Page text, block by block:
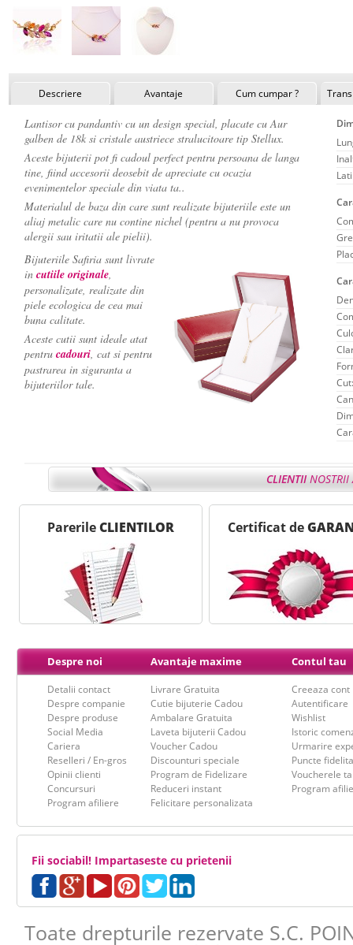
Descriere Avantaje Cum cumpar ?
Lantisor cu pandantiv cu un design special, placate cu Aur
galben de 18k si cristale austriece stralucitoare tip Stellux.
Aceste bijuterii pot fi cadoul perfect pentru persoana de langa
tine, fiind accesorii deosebit de apreciate cu ocazia
evenimentelor speciale din viata ta..
Materialul de baza din care sunt realizate bijuteriile este un
aliaj metalic care nu contine nichel (pentru a nu provoca
alergii sau iritatii ale pielii).
Bijuteriile Safiria sunt livrate
in cutiile originale,
personalizate, realizate din
piele ecologica de cea mai
buna calitate.
Aceste cutii sunt ideale atat
pentru cadouri, cat si pentru
pastrarea in siguranta a
bijuteriilor tale.
Cut:
Ne face placere sa-ti reamintim Avantajele de care
- - - - - - - - - - - - - - - - - - - - - - - - - - - - - - - - - - - - - - - - -
Iti respectam timpul tau, de aceeaam
finalizarea oricarei comenzi !
CLIENTIINOSTRII
ParerileCLIENTILOR Certificat de
Despre noi
Detalii contact
Despre companie
Despre produse
Social Media
Cariera
Reselleri / En-gros
Opinii clienti
Concursuri
Program afiliere
Avantaje maxime
Livrare Gratuita
Cutie bijuterie Cadou
Ambalare Gratuita
Laveta bijuterii Cadou
Voucher Cadou
Discounturi speciale
Program de Fidelizare
Reduceri instant
Felicitare personalizata
Contul tau
Creeaza cont
Autentificare
Wishlist
Istoric
Urmarire
Puncte
Voucherele
Program
Fii sociabil! Impartaseste cu prietenii
Toate drepturile rezervate S.C.